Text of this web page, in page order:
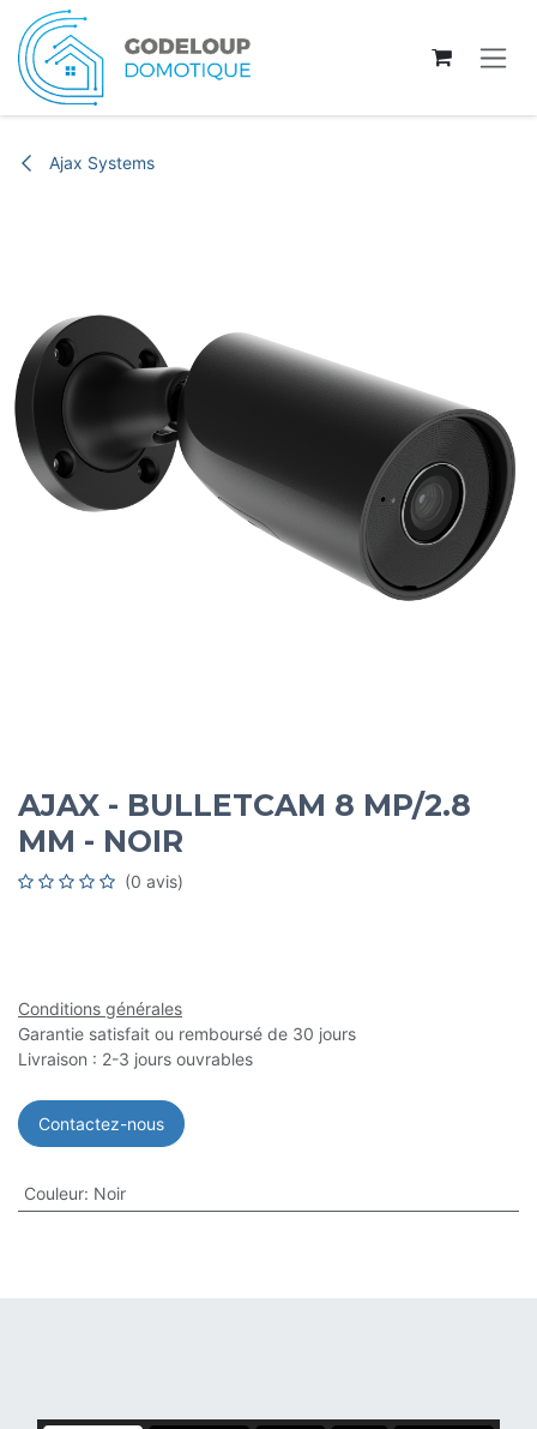
Se rendre au contenu
Ajax Systems
AJAX - BULLETCAM 8 MP/2.8
MM - NOIR
(0 avis)
Conditions générales
Garantie satisfait ou remboursé de 30 jours
Livraison : 2-3 jours ouvrables
Contactez-nous
Couleur: Noir